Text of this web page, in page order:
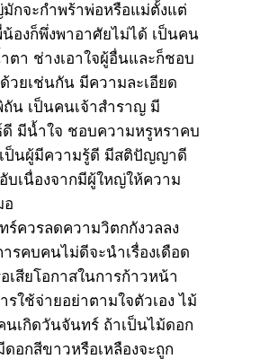
กจะกำพร้าพ่อหรือแม่ตั้งแต่
องก็พึ่งพาอาศัยไม่ได้ เป็นคน
ตา ช่างเอาใจผู้อื่นและก็ชอบ
วยเช่นกัน มีความละเอียด
น เป็นคนเจ้าสำราญ มี
มีน้ำใจ ชอบความหรูหราคบ
ป็นผู้มีความรู้ดี มีสติปัญญาดี
บเนื่องจากมีผู้ใหญ่ให้ความ
อ
ร์ควรลดความวิตกกังวลลง
ารคบคนไม่ดีจะนำเรื่องเดือด
เสียโอกาสในการก้าวหน้า
รใช้จ่ายอย่าตามใจตัวเอง ไม้
นเกิดวันจันทร์ ถ้าเป็นไม้ดอก
อกสีขาวหรือเหลืองจะถูก